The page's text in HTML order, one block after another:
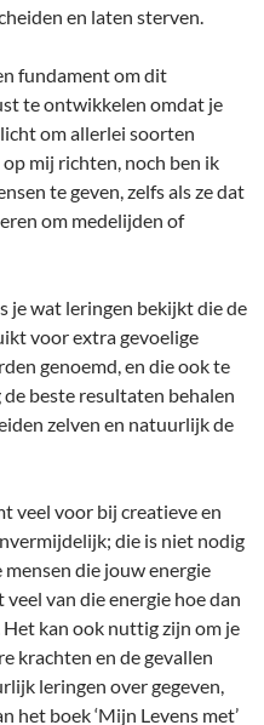
en laten sterven.
fundament om dit
te ontwikkelen omdat je
om allerlei soorten
mij richten, noch ben ik
te geven, zelfs als ze dat
om medelijden of
je wat leringen bekijkt die de
voor extra gevoelige
genoemd, en die ook te
beste resultaten behalen
zelven en natuurlijk de
veel voor bij creatieve en
die is niet nodig
die jouw energie
van die energie hoe dan
kan ook nuttig zijn om je
krachten en de gevallen
leringen over gegeven,
het boek ‘Mijn Levens met’